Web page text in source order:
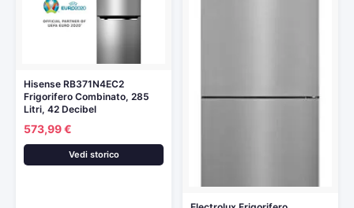
Hisense RB371N4EC2
Frigorifero Combinato, 285
Litri, 42 Decibel
573,99 €
Vedi storico